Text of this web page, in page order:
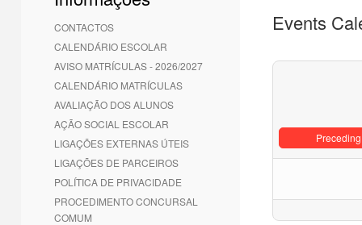
CONTACTOS
CALENDÁRIO ESCOLAR
AVISO MATRÍCULAS - 2026/2027
CALENDÁRIO MATRÍCULAS
AVALIAÇÃO DOS ALUNOS
AÇÃO SOCIAL ESCOLAR
LIGAÇÕES EXTERNAS ÚTEIS
LIGAÇÕES DE PARCEIROS
POLÍTICA DE PRIVACIDADE
PROCEDIMENTO CONCURSAL
COMUM
Events